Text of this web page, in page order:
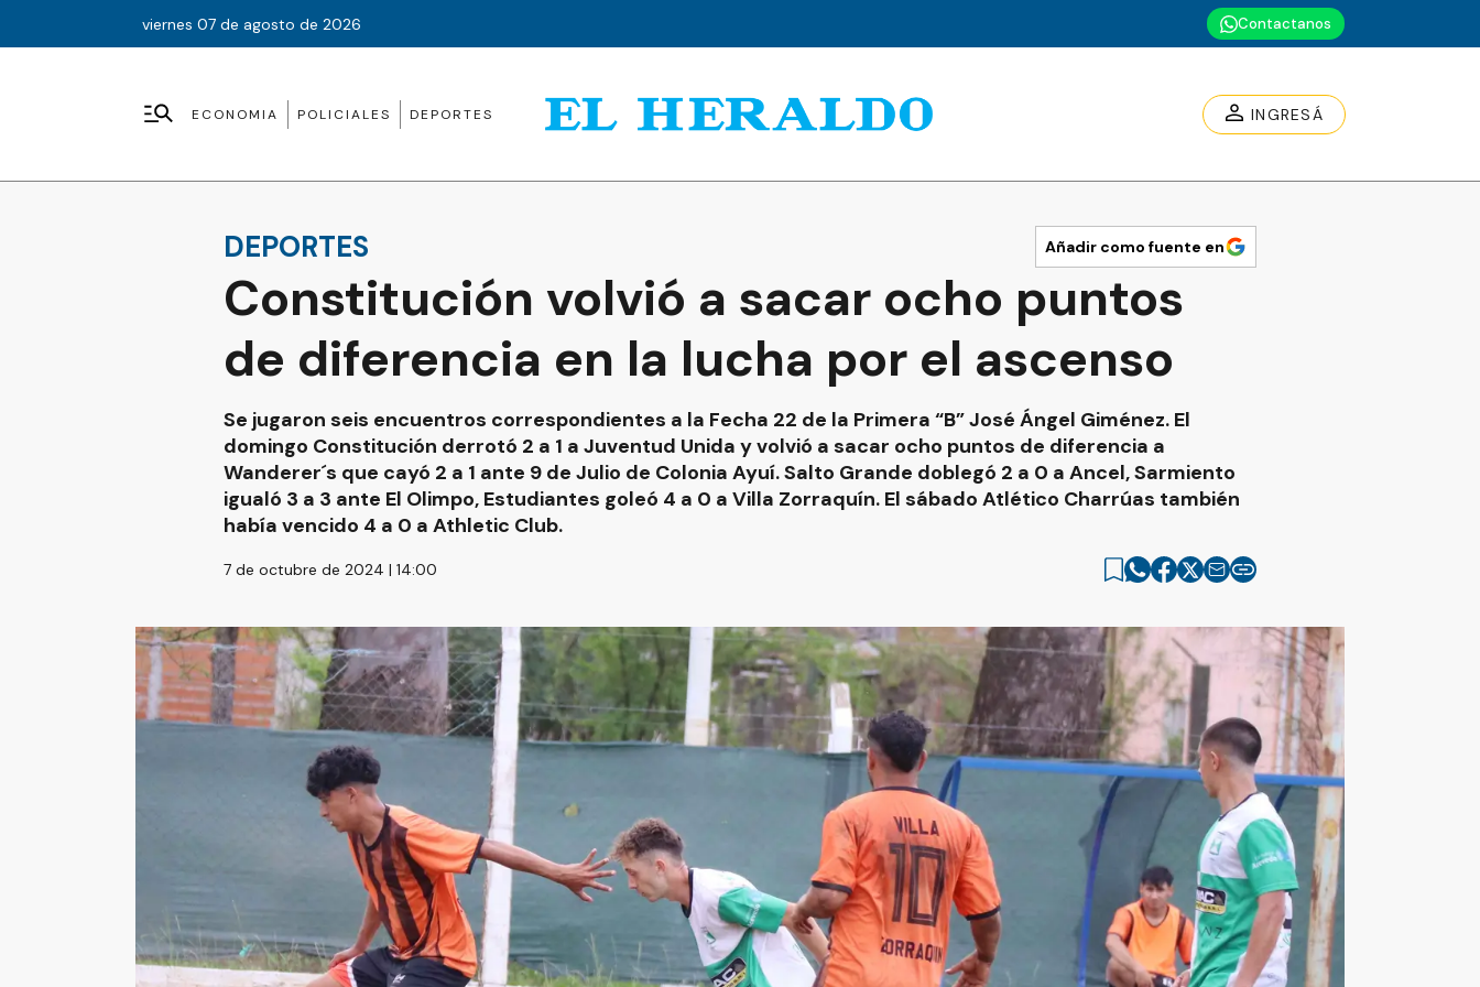
viernes 07 de agosto de 2026 Contactanos
ECONOMIA POLICIALES DEPORTES INGRESÁ
DEPORTES Añadir como fuente en
Constitución volvió a sacar ocho puntos
de diferencia en la lucha por el ascenso
Se jugaron seis encuentros correspondientes a la Fecha 22 de la Primera “B” José Ángel Giménez. El
domingo Constitución derrotó 2 a 1 a Juventud Unida y volvió a sacar ocho puntos de diferencia a
Wanderer´s que cayó 2 a 1 ante 9 de Julio de Colonia Ayuí. Salto Grande doblegó 2 a 0 a Ancel, Sarmiento
igualó 3 a 3 ante El Olimpo, Estudiantes goleó 4 a 0 a Villa Zorraquín. El sábado Atlético Charrúas también
había vencido 4 a 0 a Athletic Club.
7 de octubre de 2024 | 14:00